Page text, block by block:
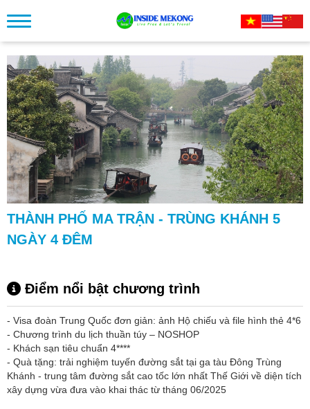
THÀNH PHỐ MA TRẬN - TRÙNG KHÁNH 5
NGÀY 4 ĐÊM
Điểm nổi bật chương trình
- Visa đoàn Trung Quốc đơn giản: ảnh Hộ chiếu và file hình thẻ 4*6
- Chương trình du lịch thuần túy – NOSHOP
- Khách sạn tiêu chuẩn 4****
- Quà tặng: trải nghiệm tuyến đường sắt tại ga tàu Đông Trùng
Khánh - trung tâm đường sắt cao tốc lớn nhất Thế Giới về diện tích
xây dựng vừa đưa vào khai thác từ tháng 06/2025